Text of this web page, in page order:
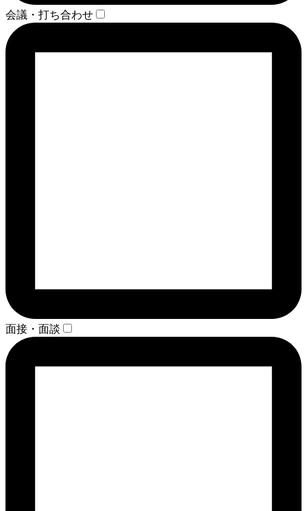
会議・打ち合わせ
面接・面談